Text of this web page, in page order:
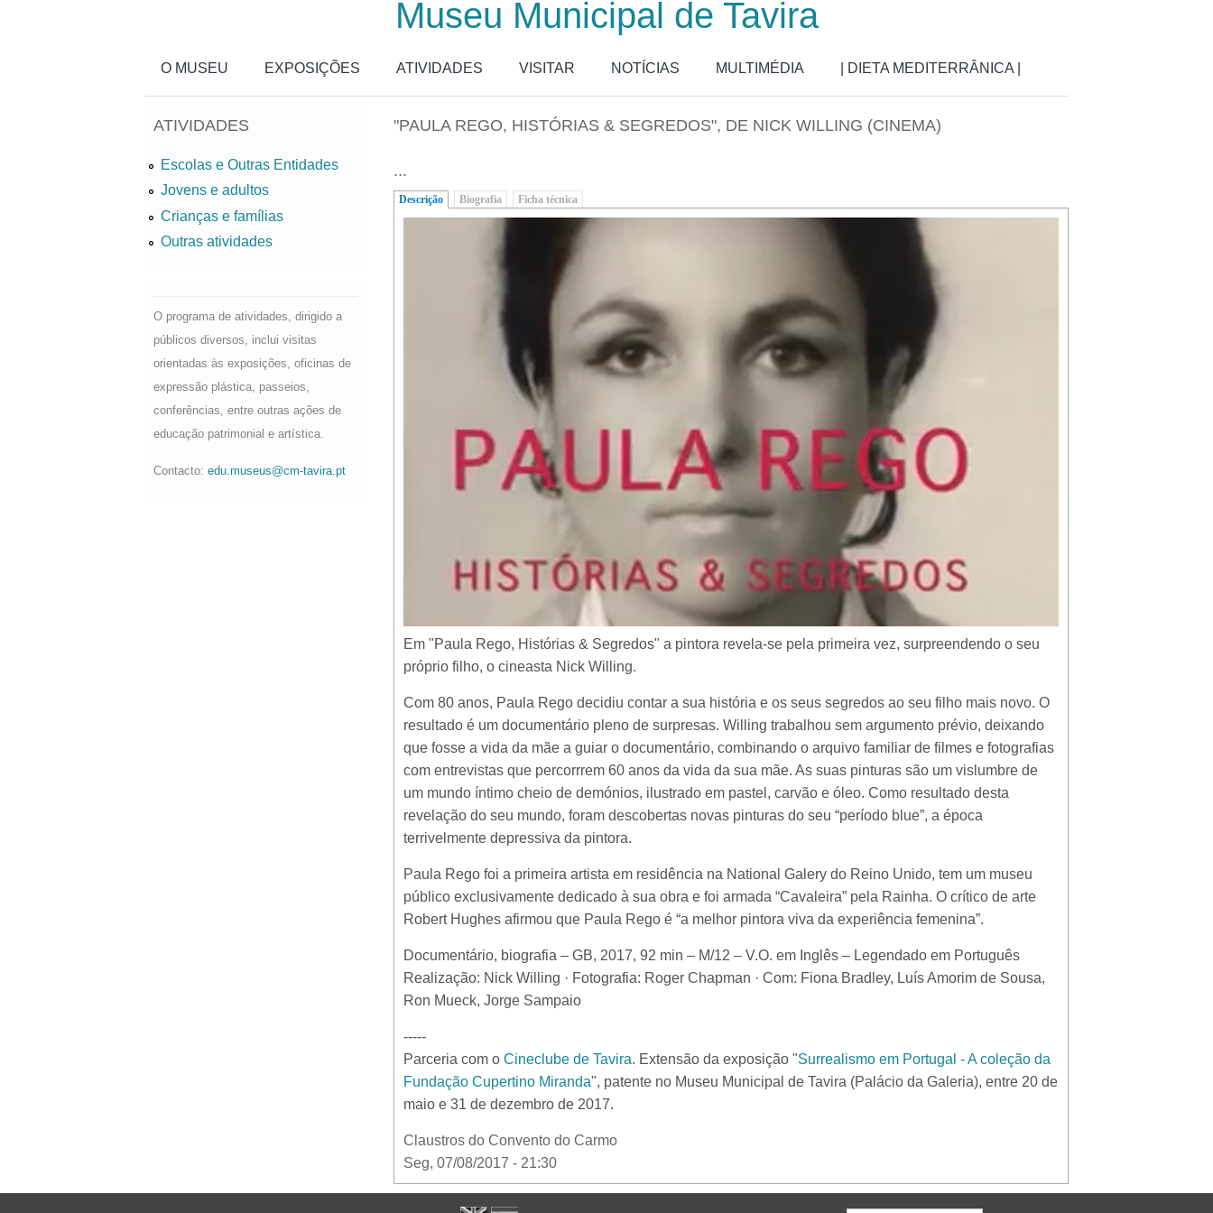
Museu Municipal de Tavira
O MUSEU EXPOSIÇÕES ATIVIDADES VISITAR NOTÍCIAS MULTIMÉDIA | DIETA MEDITERRÂNICA |
"PAULA REGO, HISTÓRIAS & SEGREDOS", DE NICK WILLING (CINEMA)
...
Descrição (separador ativo)
Biografia Ficha técnica
Em "Paula Rego, Histórias & Segredos" a pintora revela-se pela primeira vez, surpreendendo o seu
próprio filho, o cineasta Nick Willing.
Com 80 anos, Paula Rego decidiu contar a sua história e os seus segredos ao seu filho mais novo. O
resultado é um documentário pleno de surpresas. Willing trabalhou sem argumento prévio, deixando
que fosse a vida da mãe a guiar o documentário, combinando o arquivo familiar de filmes e fotografias
com entrevistas que percorrrem 60 anos da vida da sua mãe. As suas pinturas são um vislumbre de
um mundo íntimo cheio de demónios, ilustrado em pastel, carvão e óleo. Como resultado desta
revelação do seu mundo, foram descobertas novas pinturas do seu “período blue”, a época
terrivelmente depressiva da pintora.
Paula Rego foi a primeira artista em residência na National Galery do Reino Unido, tem um museu
público exclusivamente dedicado à sua obra e foi armada “Cavaleira” pela Rainha. O crítico de arte
Robert Hughes afirmou que Paula Rego é “a melhor pintora viva da experiência femenina”.
Documentário, biografia – GB, 2017, 92 min – M/12 – V.O. em Inglês – Legendado em Português
Realização: Nick Willing · Fotografia: Roger Chapman · Com: Fiona Bradley, Luís Amorim de Sousa,
Ron Mueck, Jorge Sampaio
-----
Parceria com oCineclube de Tavira. Extensão da exposição "Surrealismo em Portugal - A coleção da
Fundação Cupertino Miranda", patente no Museu Municipal de Tavira (Palácio da Galeria), entre 20 de
maio e 31 de dezembro de 2017.
Claustros do Convento do Carmo
Seg, 07/08/2017 - 21:30
ATIVIDADES
Escolas e Outras Entidades
Jovens e adultos
Crianças e famílias
Outras atividades
O programa de atividades, dirigido a
públicos diversos, inclui visitas
orientadas às exposições, oficinas de
expressão plástica, passeios,
conferências, entre outras ações de
educação patrimonial e artística.
Contacto: edu.museus@cm-tavira.pt